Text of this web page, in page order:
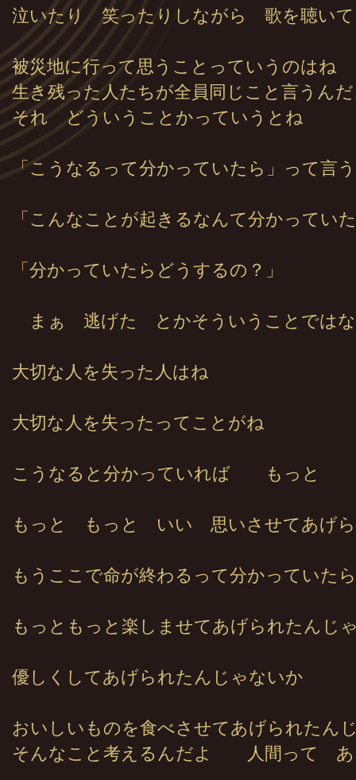
泣いたり 笑ったりしながら 歌を聴いて
被災地に行って思うことっていうのはね
生き残った人たちが全員同じこと言うん
それ どういうことかっていうとね
「こうなるって分かっていたら」って言
「こんなことが起きるなんて分かってい
「分かっていたらどうするの？」
まぁ 逃げた とかそういうことでは
大切な人を失った人はね
大切な人を失ったってことがね
こうなると分かっていれば もっと
もっと もっと いい 思いさせてあげ
もうここで命が終わるって分かっていたら
もっともっと楽しませてあげられたんじ
優しくしてあげられたんじゃないか
おいしいものを食べさせてあげられたん
そんなこと考えるんだよ 人間って あ